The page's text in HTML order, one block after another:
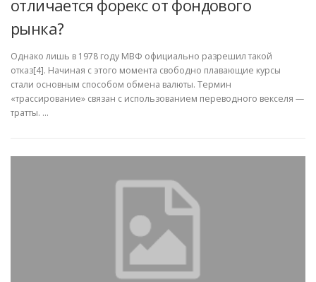
отличается форекс от фондового
рынка?
Однако лишь в 1978 году МВФ официально разрешил такой
отказ[4]. Начиная с этого момента свободно плавающие курсы
стали основным способом обмена валюты. Термин
«трассирование» связан с использованием переводного векселя —
тратты. …